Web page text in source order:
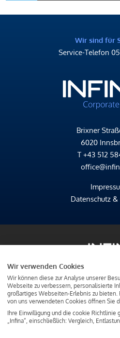
Wir sind für
Service-Telefon
Brixner
6020
T +43 512
Datenschutz
Wir verwenden Cookies
Wir können diese zur Analyse unserer
Webseite zu verbessern, personalisierte
großartiges Webseiten-Erlebnis zu bieten.
von uns verwendeten Cookies öffnen Sie
Ihre Einwilligung und die cookie Richtlinie
„Infina“, einschließlich: Vergleich,